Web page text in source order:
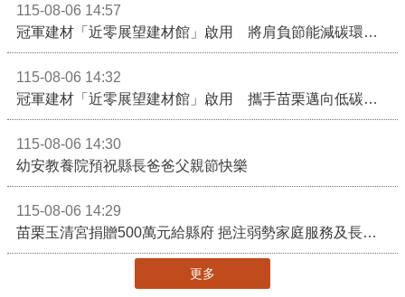
115-08-06 14:57
115-08-06 14:32
115-08-06 14:30
幼安教養院預祝縣長爸爸父親節快樂
115-08-06 14:29
更多